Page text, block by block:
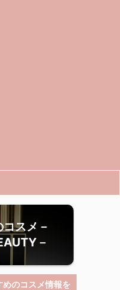
スメ－
－
のコスメ情報を